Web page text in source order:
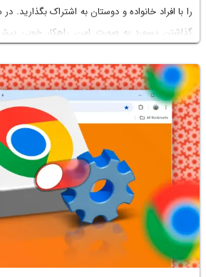
را با افراد خانواده و دوستان به اشتراک بگذارید.
گذاشتن پسورد به صورت امن، راهکار خوبی